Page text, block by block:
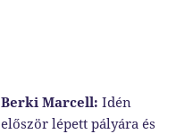
Berki Marcell:Idén
először lépett pályára és